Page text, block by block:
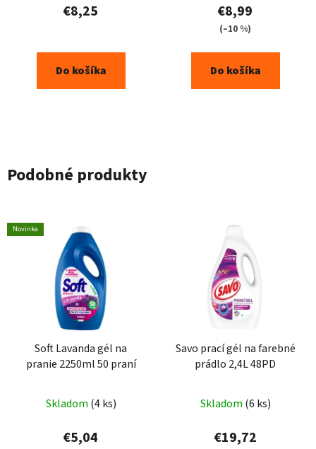
€8,25
Do košíka
€8,99
(–10 %)
Do košíka
Podobné produkty
Novinka
Soft Lavanda gél na
pranie 2250ml 50 praní
Skladom (4 ks)
€5,04
Savo prací gél na farebné
prádlo 2,4L 48PD
Skladom (6 ks)
€19,72